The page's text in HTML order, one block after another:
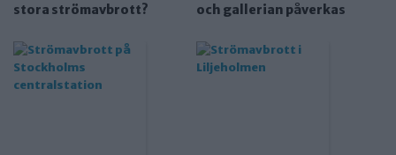
stora strömavbrott?
och gallerian påverkas